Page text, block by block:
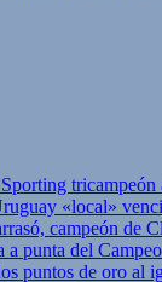
tricampeón
«local»
campeón de
a punta del
puntos de oro al